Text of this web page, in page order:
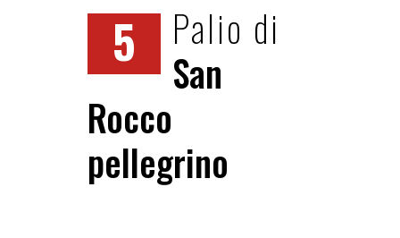
5
Palio di
San
Rocco
pellegrino